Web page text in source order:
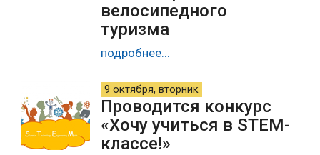
велосипедного
туризма
подробнее...
9 октября, вторник
Проводится конкурс
«Хочу учиться в STEM-
классе!»